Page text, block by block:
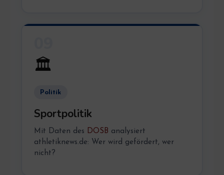
🏛️
Politik
Sportpolitik
Mit Daten des DOSB analysiert
athletiknews.de: Wer wird gefördert, wer
nicht?